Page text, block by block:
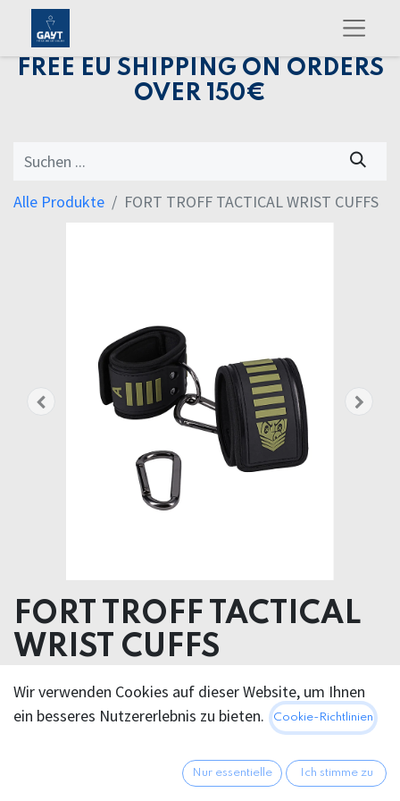
FREE EU SHIPPING ON ORDERS
OVER 150€
Alle Produkte FORT TROFF TACTICAL WRIST CUFFS
FORT TROFF TACTICAL
WRIST CUFFS
Product weight 430.00 grams
Product diameter 12.70 cm
Alle Preise inkl. MwSt.zzgl.
Wir verwenden Cookies auf dieser Website, um Ihnen
ein besseres Nutzererlebnis zu bieten.
Cookie-Richtlinien
Nur essentielle Ich stimme zu